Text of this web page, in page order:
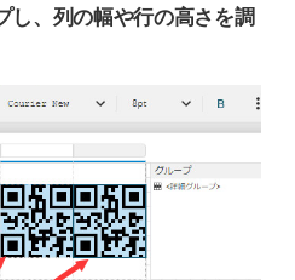
し、列の幅や行の高さを調